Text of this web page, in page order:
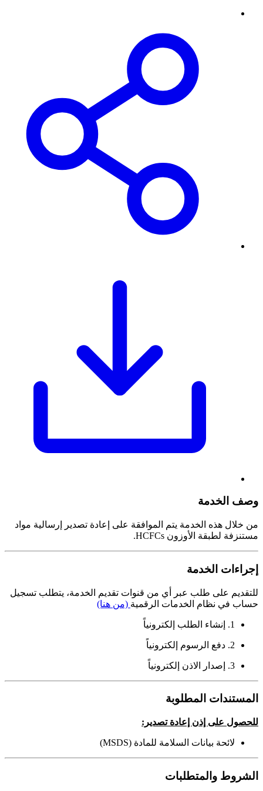
وصف الخدمة
من خلال هذه الخدمة يتم الموافقة على إعادة تصدير إرسالية مواد
مستنزفة لطبقة الأوزون HCFCs.
إجراءات الخدمة
للتقديم على طلب عبر أي من قنوات تقديم الخدمة، يتطلب تسجيل
حساب في نظام الخدمات الرقمية (من هنا)
1. إنشاء الطلب إلكترونياً
2. دفع الرسوم إلكترونياً
3. إصدار الاذن إلكترونياً
المستندات المطلوبة
للحصول على إذن إعادة تصدير:
لائحة بيانات السلامة للمادة (MSDS)
الشروط والمتطلبات